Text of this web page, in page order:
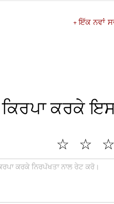
ਇੱਕ ਨਵਾਂ
ਕਿਰਪਾ ਕਰਕੇ